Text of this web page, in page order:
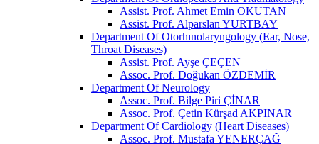
Assist. Prof. Ahmet Emin OKUTAN
Assist. Prof. Alparslan YURTBAY
Department Of Otorhınolaryngology (Ear, Nose,
Throat Diseases)
Assist. Prof. Ayşe ÇEÇEN
Assoc. Prof. Doğukan ÖZDEMİR
Department Of Neurology
Assoc. Prof. Bilge Piri ÇİNAR
Assoc. Prof. Çetin Kürşad AKPINAR
Department Of Cardiology (Heart Diseases)
Assoc. Prof. Mustafa YENERÇAĞ